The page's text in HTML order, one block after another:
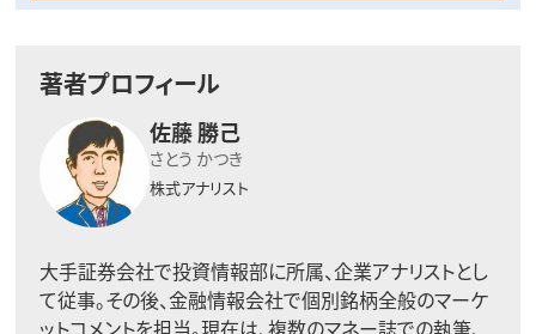
著者プロフィール
佐藤 勝己
さとう かつき
株式アナリスト
大手証券会社で投資情報部に所属、企業アナリストとし
て従事。その後、金融情報会社で個別銘柄全般のマーケ
ットコメントを担当。現在は、複数のマネー誌での執筆、